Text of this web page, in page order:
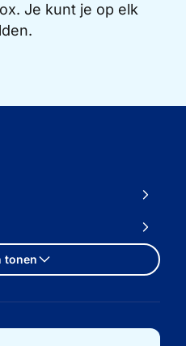
Je kunt je op elk
tonen